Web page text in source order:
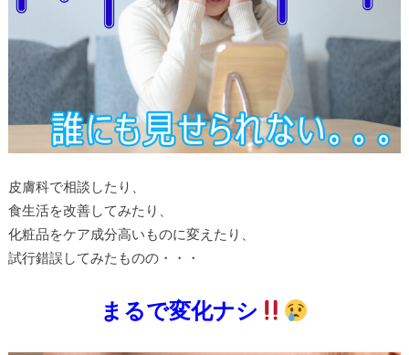
皮膚科で相談したり、
食生活を改善してみたり、
化粧品をケア成分高いものに変えたり、
試行錯誤してみたものの・・・
まるで変化ナシ